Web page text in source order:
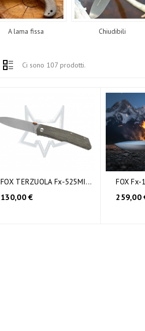
A lama fissa Chiudibili
Ci sono 107 prodotti.
FOX TERZUOLA Fx-525MI...
130,00 €
FOX
259,00